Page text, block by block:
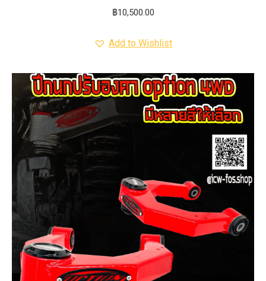
฿10,500.00
Add to Wishlist